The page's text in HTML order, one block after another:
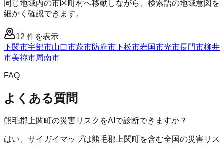
同じ地域内の市区町村へ移動しながら、検索語の地域意図を
細かく確認できます。
12 件を表示
下関市宇部市山口市萩市防府市下松市岩国市光市長門市柳井
市美祢市周南市
FAQ
よくある質問
熊毛郡上関町の災害リスクをAIで診断できますか？
はい、サイガイマップは熊毛郡上関町を含む全国の災害リス